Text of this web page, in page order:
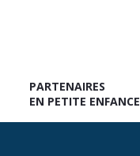
PARTENAIRES
EN PETITE ENFANCE